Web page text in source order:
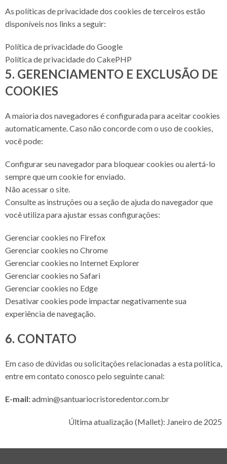
As políticas de privacidade dos cookies de terceiros estão
disponíveis nos links a seguir:
Política de privacidade do Google
Política de privacidade do CakePHP
5. GERENCIAMENTO E EXCLUSÃO DE
COOKIES
A maioria dos navegadores é configurada para aceitar cookies
automaticamente. Caso não concorde com o uso de cookies,
você pode:
Configurar seu navegador para bloquear cookies ou alertá-lo
sempre que um cookie for enviado.
Não acessar o site.
Consulte as instruções ou a seção de ajuda do navegador que
você utiliza para ajustar essas configurações:
Gerenciar cookies no Firefox
Gerenciar cookies no Chrome
Gerenciar cookies no Internet Explorer
Gerenciar cookies no Safari
Gerenciar cookies no Edge
Desativar cookies pode impactar negativamente sua
experiência de navegação.
6. CONTATO
Em caso de dúvidas ou solicitações relacionadas a esta política,
entre em contato conosco pelo seguinte canal:
E-mail:admin@santuariocristoredentor.com.br
Última atualização (Mallet): Janeiro de 2025